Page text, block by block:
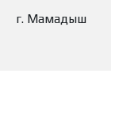
г. Мамадыш